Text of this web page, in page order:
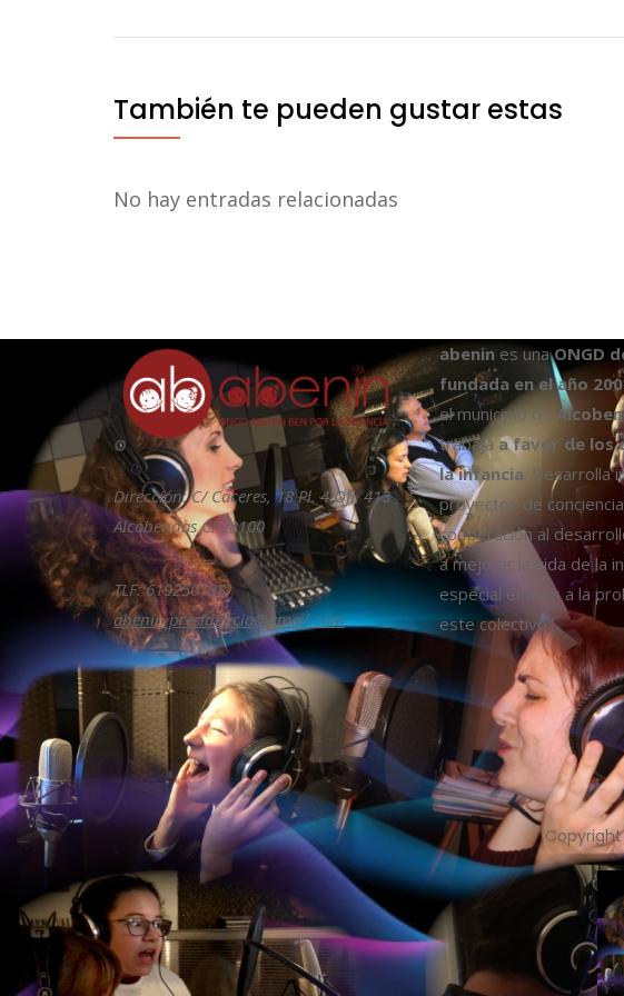
entradas
También te pueden gustar estas
No hay entradas relacionadas
Dirección: C/ Cáceres, 18 Pl. 4 Ofi. 413
Alcobendas CP28100
TLF: 619250138
abenin.presidencia@gmail.com
abenines unaONGD
fundada en el año
el municipio de
trabajaa favor de los
la infancia. Desarrolla
proyectos de
cooperación al
a mejorar la vida de la
especial énfasis a la
este colectivo.